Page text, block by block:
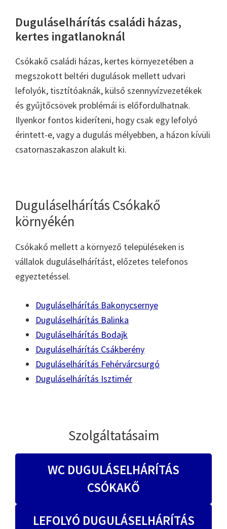
Duguláselhárítás családi házas,
kertes ingatlanoknál
Csókakő családi házas, kertes környezetében a
megszokott beltéri dugulások mellett udvari
lefolyók, tisztítóaknák, külső szennyvízvezetékek
és gyűjtőcsövek problémái is előfordulhatnak.
Ilyenkor fontos kideríteni, hogy csak egy lefolyó
érintett-e, vagy a dugulás mélyebben, a házon kívüli
csatornaszakaszon alakult ki.
Duguláselhárítás Csókakő
környékén
Csókakő mellett a környező településeken is
vállalok duguláselhárítást, előzetes telefonos
egyeztetéssel.
Duguláselhárítás Bakonycsernye
Duguláselhárítás Balinka
Duguláselhárítás Bodajk
Duguláselhárítás Csákberény
Duguláselhárítás Fehérvárcsurgó
Duguláselhárítás Isztimér
Szolgáltatásaim
WC DUGULÁSELHÁRÍTÁS
CSÓKAKŐ
LEFOLYÓ DUGULÁSELHÁRÍTÁS